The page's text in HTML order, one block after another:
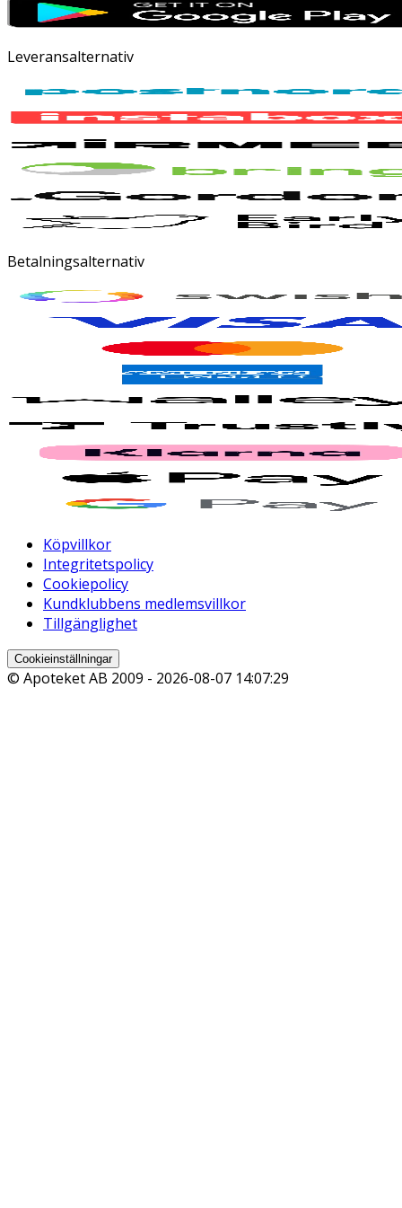
Leveransalternativ
Betalningsalternativ
Köpvillkor
Integritetspolicy
Cookiepolicy
Kundklubbens medlemsvillkor
Tillgänglighet
Cookieinställningar
© Apoteket AB 2009 - 2026-08-07 14:07:29